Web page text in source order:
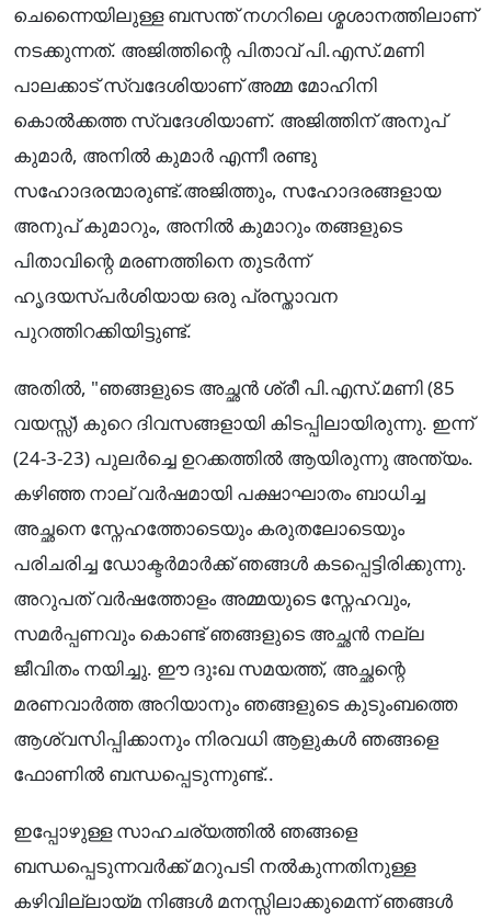
ചെന്നൈയിലുള്ള ബസന്ത് നഗറിലെ ശ്മശാനത്തിലാണ്
നടക്കുന്നത്. അജിത്തിന്റെ പിതാവ് പി.എസ്.മണി
പാലക്കാട് സ്വദേശിയാണ് അമ്മ മോഹിനി
കൊൽക്കത്ത സ്വദേശിയാണ്. അജിത്തിന് അനുപ്
കുമാർ, അനിൽ കുമാർ എന്നീ രണ്ടു
സഹോദരന്മാരുണ്ട്.അജിത്തും, സഹോദരങ്ങളായ
അനുപ് കുമാറും, അനിൽ കുമാറും തങ്ങളുടെ
പിതാവിന്റെ മരണത്തിനെ തുടർന്ന്
ഹൃദയസ്പർശിയായ ഒരു പ്രസ്താവന
പുറത്തിറക്കിയിട്ടുണ്ട്.
അതിൽ, "ഞങ്ങളുടെ അച്ഛൻ ശ്രീ പി.എസ്.മണി (85
വയസ്സ്) കുറെ ദിവസങ്ങളായി കിടപ്പിലായിരുന്നു. ഇന്ന്
(24-3-23) പുലർച്ചെ ഉറക്കത്തിൽ ആയിരുന്നു അന്ത്യം.
കഴിഞ്ഞ നാല് വർഷമായി പക്ഷാഘാതം ബാധിച്ച
അച്ഛനെ സ്നേഹത്തോടെയും കരുതലോടെയും
പരിചരിച്ച ഡോക്ടർമാർക്ക് ഞങ്ങൾ കടപ്പെട്ടിരിക്കുന്നു.
അറുപത് വർഷത്തോളം അമ്മയുടെ സ്നേഹവും,
സമർപ്പണവും കൊണ്ട് ഞങ്ങളുടെ അച്ഛൻ നല്ല
ജീവിതം നയിച്ചു. ഈ ദുഃഖ സമയത്ത്, അച്ഛന്റെ
മരണവാർത്ത അറിയാനും ഞങ്ങളുടെ കുടുംബത്തെ
ആശ്വസിപ്പിക്കാനും നിരവധി ആളുകൾ ഞങ്ങളെ
ഫോണിൽ ബന്ധപ്പെടുന്നുണ്ട്..
ഇപ്പോഴുള്ള സാഹചര്യത്തിൽ ഞങ്ങളെ
ബന്ധപ്പെടുന്നവർക്ക് മറുപടി നൽകുന്നതിനുള്ള
കഴിവില്ലായ്മ നിങ്ങൾ മനസ്സിലാക്കുമെന്ന് ഞങ്ങൾ